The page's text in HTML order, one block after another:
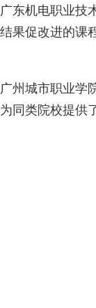
广东机电职业技
结果促改进的课
广州城市职业学
为同类院校提供